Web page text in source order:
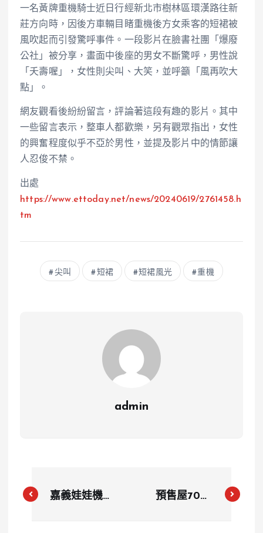
一名黃牌重機騎士近日行經新北市樹林區環漢路往新
莊方向時，因後方車輛目睹重機後方女乘客的短裙被
風吹起而引發驚呼事件。一段影片在臉書社團「爆廢
公社」被分享，畫面中後座的男女不斷驚呼，男性說
「夭壽喔」，女性則尖叫、大笑，並呼籲「風再吹大
點」。
網友觀看後紛紛留言，評論著這段有趣的影片。其中
一些留言表示，整車人都歡樂，另有觀眾指出，女性
的興奮程度似乎不亞於男性，並提及影片中的情節讓
人忍俊不禁。
出處
https://www.ettoday.net/news/20240619/2761458.h
tm
尖叫 短裙 短裙風光 重機
admin
嘉義娃娃機店
預售屋700